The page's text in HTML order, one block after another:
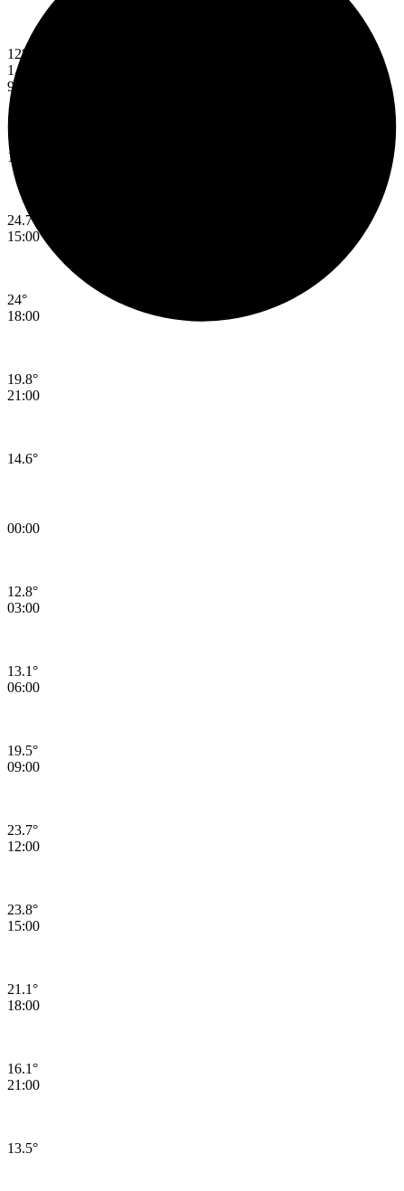
12°
1.7 mph/s
91%
08.08.2026 Cumartesi Günü Hava Durumu
12:00
24.7°
15:00
24°
18:00
19.8°
21:00
14.6°
00:00
12.8°
03:00
13.1°
06:00
19.5°
09:00
23.7°
12:00
23.8°
15:00
21.1°
18:00
16.1°
21:00
13.5°